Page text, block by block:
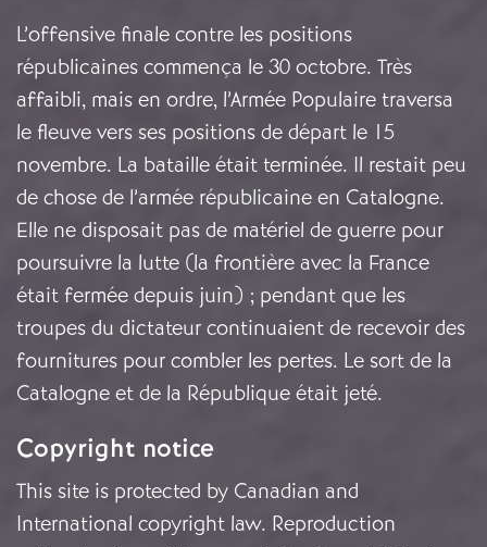
L’offensive finale contre les positions
républicaines commença le 30 octobre. Très
affaibli, mais en ordre, l’Armée Populaire traversa
le fleuve vers ses positions de départ le 15
novembre. La bataille était terminée. Il restait peu
de chose de l’armée républicaine en Catalogne.
Elle ne disposait pas de matériel de guerre pour
poursuivre la lutte (la frontière avec la France
était fermée depuis juin) ; pendant que les
troupes du dictateur continuaient de recevoir des
fournitures pour combler les pertes. Le sort de la
Catalogne et de la République était jeté.
Copyright notice
This site is protected by Canadian and
International copyright law. Reproduction